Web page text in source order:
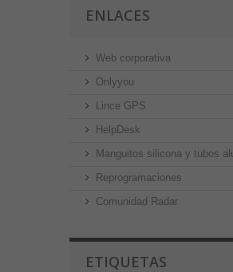
ENLACES
Web corporativa
Onlyyou
Lince GPS
HelpDesk
Manguitos silicona y tubos
Reprogramaciones
Comunidad Radar
ETIQUETAS